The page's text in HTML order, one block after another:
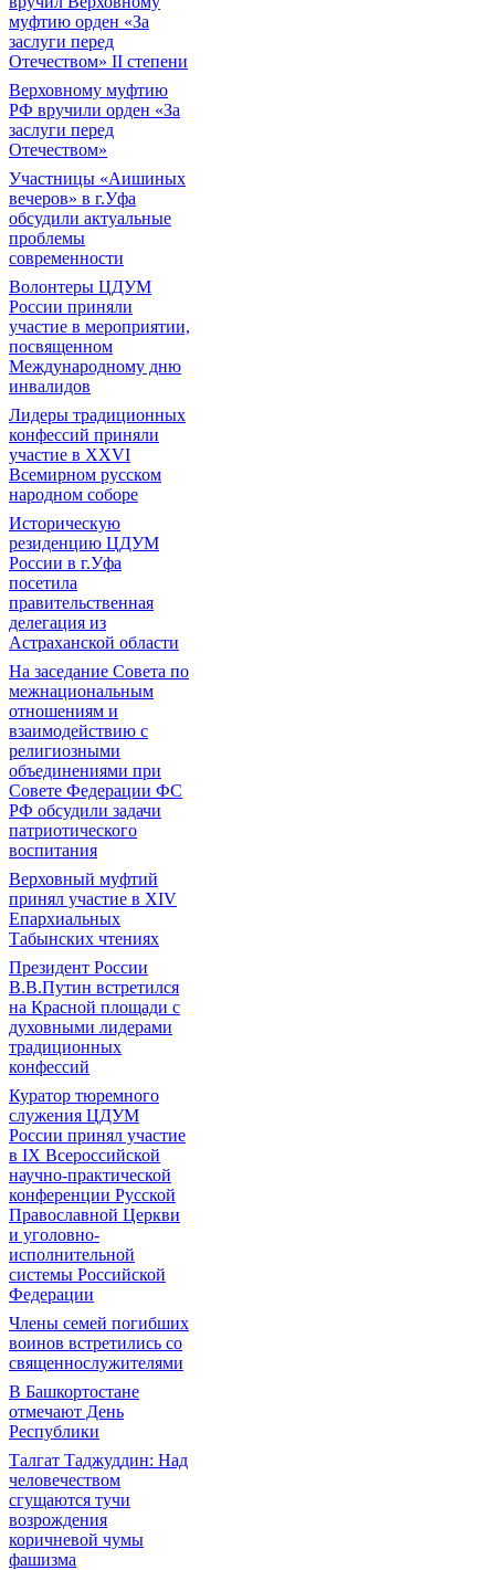
муфтию орден «За
заслуги перед
Отечеством» II степени
Верховному муфтию
РФ вручили орден «За
заслуги перед
Отечеством»
Участницы «Аишиных
вечеров» в г.Уфа
обсудили актуальные
проблемы
современности
Волонтеры ЦДУМ
России приняли
участие в мероприятии,
посвященном
Международному дню
инвалидов
Лидеры традиционных
конфессий приняли
участие в XXVI
Всемирном русском
народном соборе
Историческую
резиденцию ЦДУМ
России в г.Уфа
посетила
правительственная
делегация из
Астраханской области
На заседание Совета по
межнациональным
отношениям и
взаимодействию с
религиозными
объединениями при
Совете Федерации ФС
РФ обсудили задачи
патриотического
воспитания
Верховный муфтий
принял участие в ХIV
Епархиальных
Табынских чтениях
Президент России
В.В.Путин встретился
на Красной площади с
духовными лидерами
традиционных
конфессий
Куратор тюремного
служения ЦДУМ
России принял участие
в IX Всероссийской
научно-практической
конференции Русской
Православной Церкви
и уголовно-
исполнительной
системы Российской
Федерации
Члены семей погибших
воинов встретились со
священнослужителями
В Башкортостане
отмечают День
Республики
Талгат Таджуддин: Над
человечеством
сгущаются тучи
возрождения
коричневой чумы
фашизма